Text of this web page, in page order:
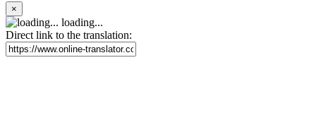
×
loading...
Direct link to the translation: